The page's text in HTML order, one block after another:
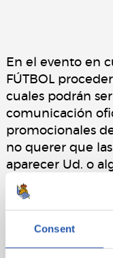
Consent
En el evento en
FÚTBOL
cuales podrán
comunicación
promocionales
no querer que
aparecer Ud. o
tutela sean
saber en la
retirada:
privacidad